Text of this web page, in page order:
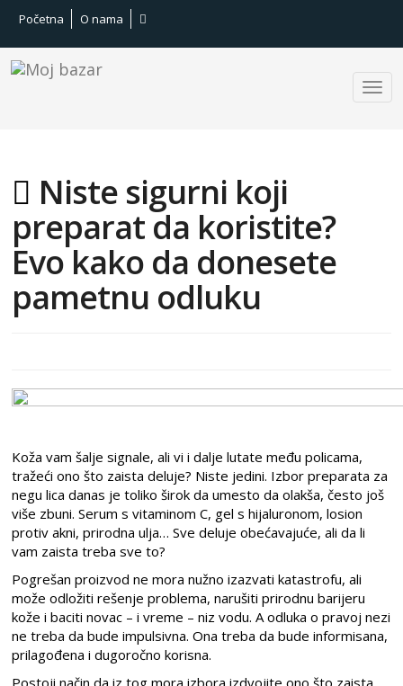
Početna O nama
Niste sigurni koji
preparat da koristite?
Evo kako da donesete
pametnu odluku
Koža vam šalje signale, ali vi i dalje lutate među policama,
tražeći ono što zaista deluje? Niste jedini. Izbor preparata za
negu lica danas je toliko širok da umesto da olakša, često još
više zbuni. Serum s vitaminom C, gel s hijaluronom, losion
protiv akni, prirodna ulja… Sve deluje obećavajuće, ali da li
vam zaista treba sve to?
Pogrešan proizvod ne mora nužno izazvati katastrofu, ali
može odložiti rešenje problema, narušiti prirodnu barijeru
kože i baciti novac – i vreme – niz vodu. A odluka o pravoj nezi
ne treba da bude impulsivna. Ona treba da bude informisana,
prilagođena i dugoročno korisna.
Postoji način da iz tog mora izbora izdvojite ono što zaista